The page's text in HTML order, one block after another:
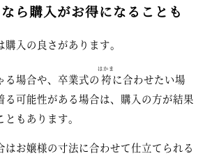
ら購入がお得になることも
入の良さがあります。
る場合や、卒業式の袴
はかま
に合わせたい場
る可能性がある場合は、購入の方が結果
もあります。
はお嬢様の寸法に合わせて仕立てられる